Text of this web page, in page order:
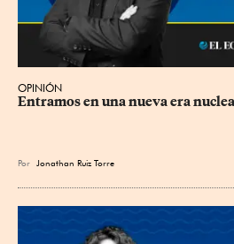
OPINIÓN
Entramos en una nueva era
Por Jonathan Ruiz Torre